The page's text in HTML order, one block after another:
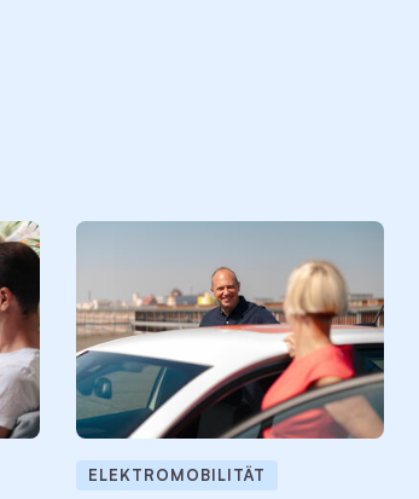
ELEKTROMOBILITÄT